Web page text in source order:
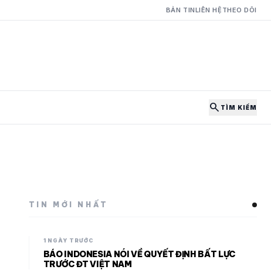
BẢN TINLIÊN HỆ THEO DÕI
search TÌM KIẾM
TIN MỚI NHẤT
1 NGÀY TRƯỚC
BÁO INDONESIA NÓI VỀ QUYẾT ĐỊNH BẤT LỰC
TRƯỚC ĐT VIỆT NAM